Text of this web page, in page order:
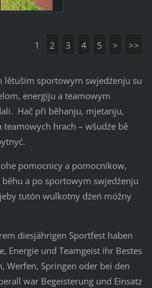
1 2 3 4 5 > >>
lětušim sportowym swjedźenju su
energiju a teamowym
Hač při běhanju, mjetanju,
hrach – wšudźe bě
pomocnicy a pomocnikow,
a po sportowym swjedźenju
tutón wulkotny dźeń móžny
diesjährigen Sportfest haben
Energie und Teamgeist ihr Bestes
Werfen, Springen oder bei den
war Begeisterung und Einsatz